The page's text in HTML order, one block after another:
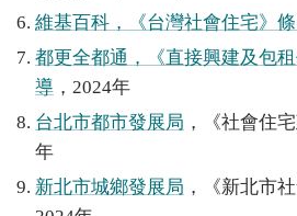
維基百科，《台灣社會住宅》條
都更全都通，《直接興建及包
導 ，2024年
台北市都市發展局 ，《社會住
年
新北市城鄉發展局 ，《新北市